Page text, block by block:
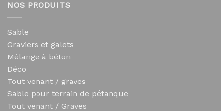
NOS PRODUITS
Sable
Graviers et galets
Mélange à béton
Déco
Tout venant / graves
Sable pour terrain de pétanque
Tout venant / Graves